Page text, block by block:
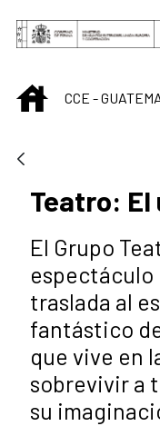
Saltar al contenido
INICIO
CCE -
Teatro:
El Grupo
traslada al
fantástico
que vive en
sobrevivir a
su